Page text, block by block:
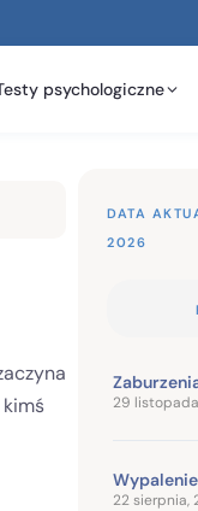
psychologiczne
DATA
2026
29
22 sierpnia,